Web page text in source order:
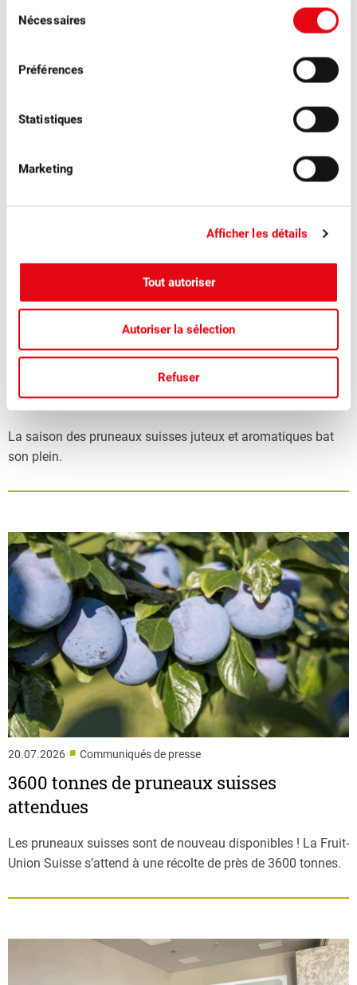
Nécessaires
Préférences
Statistiques
Marketing
Afficher les détails
Tout autoriser
Autoriser la sélection
Refuser
04.08.2026 ■ Communiqués de presse, Fruits à table
Les pruneaux suisses pour voir la vie en
bleu
La saison des pruneaux suisses juteux et aromatiques bat
son plein.
20.07.2026 ■ Communiqués de presse
3600 tonnes de pruneaux suisses
attendues
Les pruneaux suisses sont de nouveau disponibles ! La Fruit-
Union Suisse s’attend à une récolte de près de 3600 tonnes.